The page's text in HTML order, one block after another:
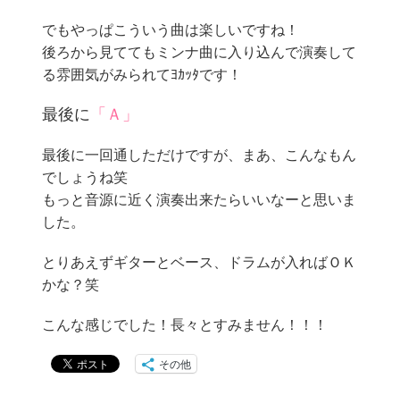
でもやっぱこういう曲は楽しいですね！
後ろから見ててもミンナ曲に入り込んで演奏して
る雰囲気がみられてﾖｶｯﾀです！
最後に 「Ａ」
最後に一回通しただけですが、まあ、こんなもん
でしょうね笑
もっと音源に近く演奏出来たらいいなーと思いま
した。
とりあえずギターとベース、ドラムが入ればＯＫ
かな？笑
こんな感じでした！長々とすみません！！！
その他